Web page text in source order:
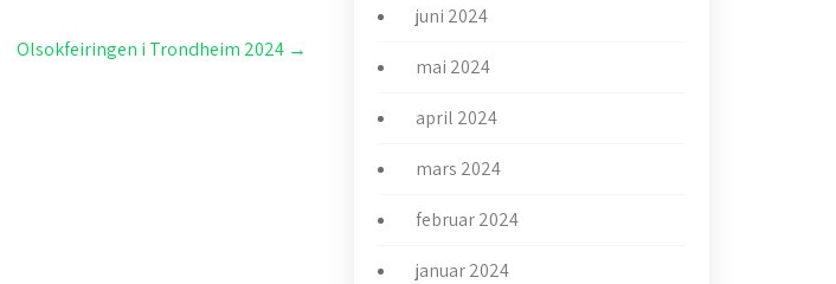
Olsokfeiringen i Trondheim 2024 →
juni 2024
mai 2024
april 2024
mars 2024
februar 2024
januar 2024